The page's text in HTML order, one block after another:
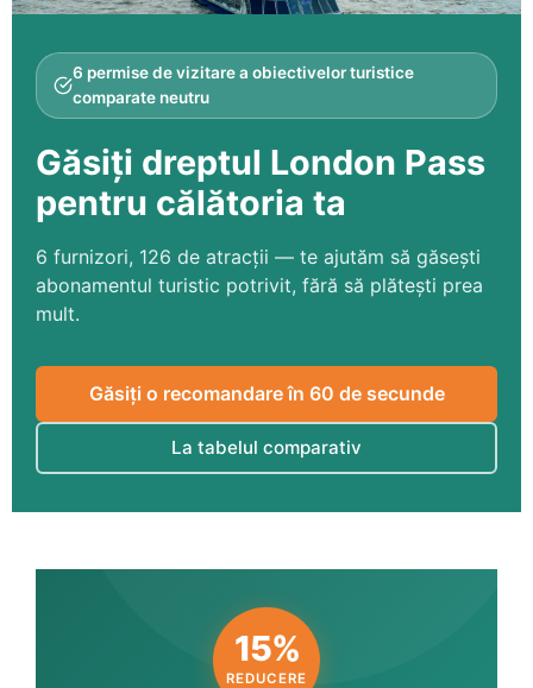
6 permise de vizitare a obiectivelor turistice
comparate neutru
Găsiți dreptul London Pass
pentru călătoria ta
6 furnizori, 126 de atracții — te ajutăm să găsești
abonamentul turistic potrivit, fără să plătești prea
mult.
Găsiți o recomandare în 60 de secunde
La tabelul comparativ
15%
REDUCERE